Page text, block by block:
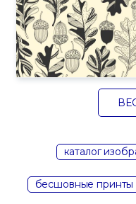
каталог
бесшовные принты